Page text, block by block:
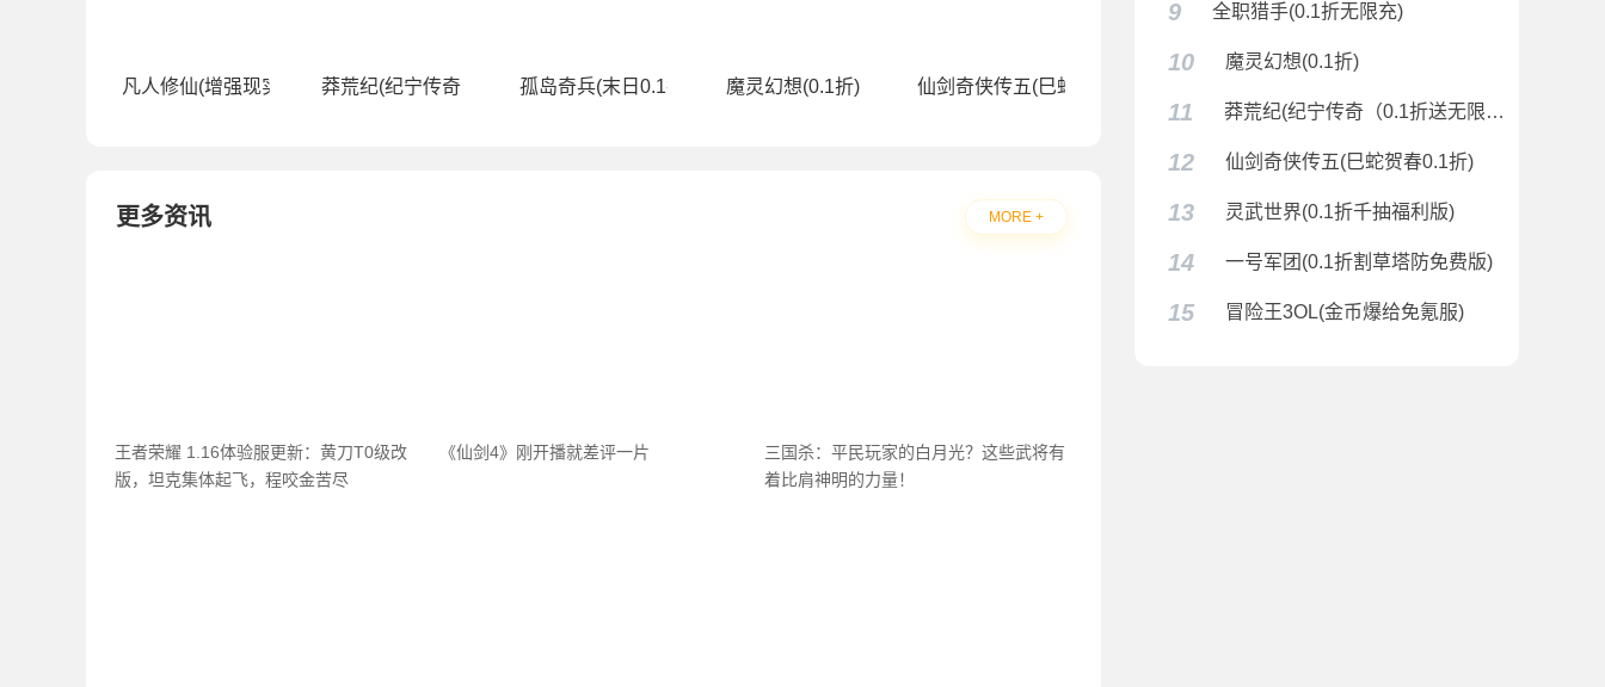
凡人修仙(增强现实版（0.1折）)莽荒纪(纪宁传奇（0.1折送无限连抽）)
孤岛奇兵(末日0.1折) 魔灵幻想(0.1折) 仙剑奇侠传五(巳蛇贺春0.1折)
更多资讯 MORE +
王者荣耀 1.16体验服更新：黄刀T0级改
版，坦克集体起飞，程咬金苦尽
《仙剑4》刚开播就差评一片
三国杀：平民玩家的白月光？这些武将有
着比肩神明的力量！
9 全职猎手(0.1折无限充)
10 魔灵幻想(0.1折)
11 莽荒纪(纪宁传奇（0.1折送无限连抽）)
12 仙剑奇侠传五(巳蛇贺春0.1折)
13 灵武世界(0.1折千抽福利版)
14 一号军团(0.1折割草塔防免费版)
15 冒险王3OL(金币爆给免氪服)